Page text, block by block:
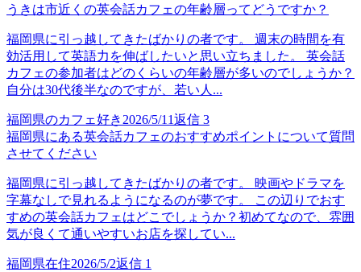
うきは市近くの英会話カフェの年齢層ってどうですか？
福岡県に引っ越してきたばかりの者です。 週末の時間を有
効活用して英語力を伸ばしたいと思い立ちました。 英会話
カフェの参加者はどのくらいの年齢層が多いのでしょうか？
自分は30代後半なのですが、若い人...
福岡県のカフェ好き 2026/5/11返信 3
福岡県にある英会話カフェのおすすめポイントについて質問
させてください
福岡県に引っ越してきたばかりの者です。 映画やドラマを
字幕なしで見れるようになるのが夢です。 この辺りでおす
すめの英会話カフェはどこでしょうか？初めてなので、雰囲
気が良くて通いやすいお店を探してい...
福岡県在住2026/5/2返信 1